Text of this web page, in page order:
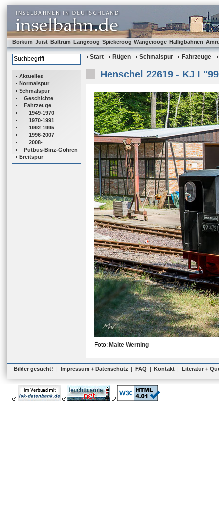
Borkum Juist Baltrum Langeoog Spiekeroog Wangerooge Halligbahnen
Aktuelles
Normalspur
Schmalspur
Geschichte
Fahrzeuge
1949-1970
1970-1991
1992-1995
1996-2007
2008-
Putbus-Binz-Göhren
Breitspur
Start Rügen Schmalspur Fahrzeuge
Henschel 22619 - KJ I
Foto: Malte Werning
Bilder gesucht! | Impressum + Datenschutz | FAQ | Kontakt | Literatur +